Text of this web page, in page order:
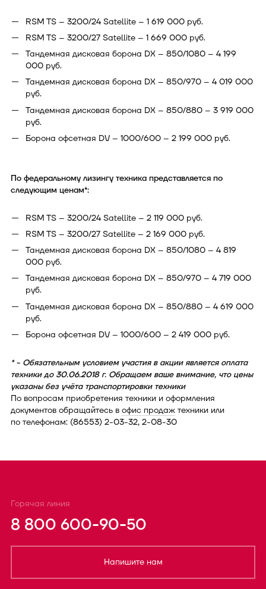
RSM TS – 3200/24 Satellite – 1 619 000 руб.
RSM TS – 3200/27 Satellite – 1 669 000 руб.
Тандемная дисковая борона DX – 850/1080 – 4 199
000 руб.
Тандемная дисковая борона DX – 850/970 – 4 019 000
руб.
Тандемная дисковая борона DX – 850/880 – 3 919 000
руб.
Борона офсетная DV – 1000/600 – 2 199 000 руб.
По федеральному лизингу техника представляется по
следующим ценам*:
RSM TS – 3200/24 Satellite – 2 119 000 руб.
RSM TS – 3200/27 Satellite – 2 169 000 руб.
Тандемная дисковая борона DX – 850/1080 – 4 819
000 руб.
Тандемная дисковая борона DX – 850/970 – 4 719 000
руб.
Тандемная дисковая борона DX – 850/880 – 4 619 000
руб.
Борона офсетная DV – 1000/600 – 2 419 000 руб.
* - Обязательным условием участия в акции является оплата
техники до 30.06.2018 г. Обращаем ваше внимание, что цены
указаны без учёта транспортировки техники
По вопросам приобретения техники и оформления
документов обращайтесь в офис продаж техники или
по телефонам: (86553) 2-03-32, 2-08-30
Горячая линия
8 800 600-90-50
Напишите нам